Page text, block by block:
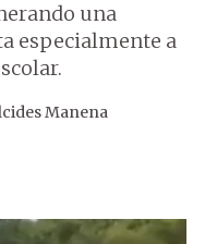
una
especialmente a
Manena